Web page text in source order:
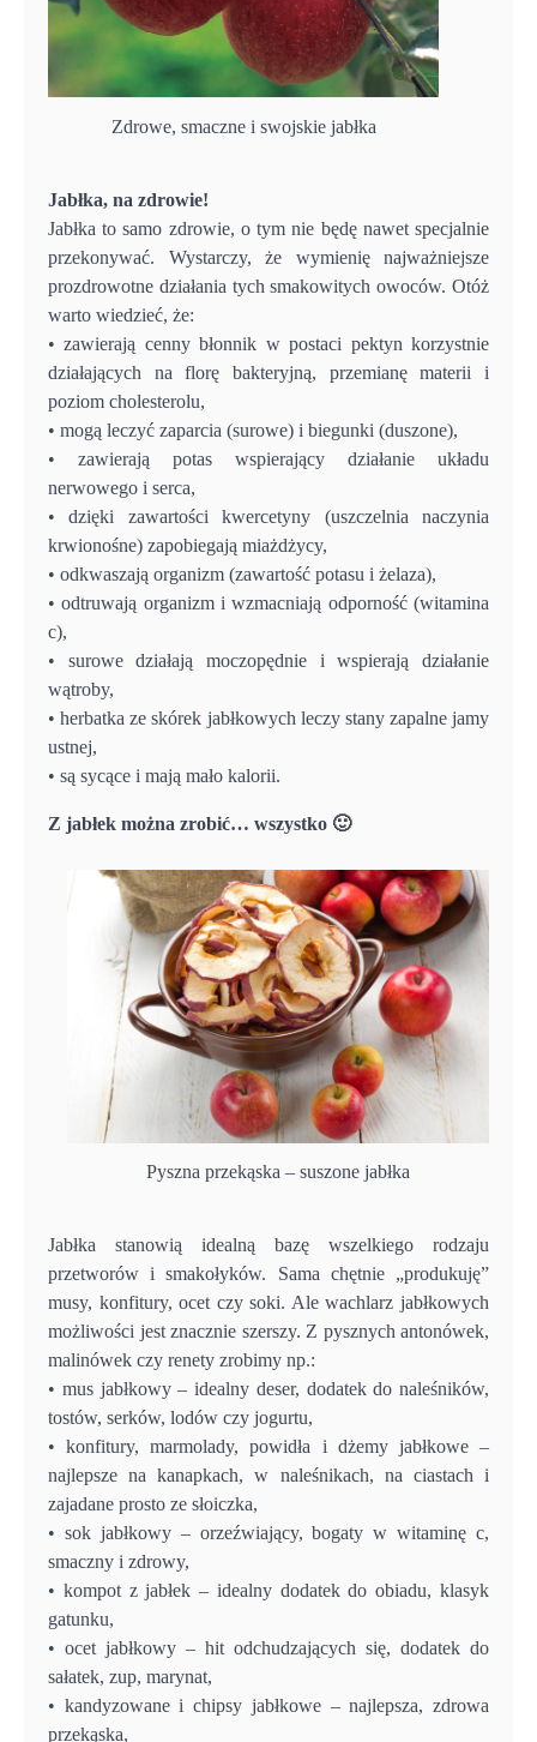
Zdrowe, smaczne i swojskie jabłka
Jabłka, na zdrowie!
Jabłka to samo zdrowie, o tym nie będę nawet specjalnie
przekonywać. Wystarczy, że wymienię najważniejsze
prozdrowotne działania tych smakowitych owoców. Otóż
warto wiedzieć, że:
• zawierają cenny błonnik w postaci pektyn korzystnie
działających na florę bakteryjną, przemianę materii i
poziom cholesterolu,
• mogą leczyć zaparcia (surowe) i biegunki (duszone),
• zawierają potas wspierający działanie układu
nerwowego i serca,
• dzięki zawartości kwercetyny (uszczelnia naczynia
krwionośne) zapobiegają miażdżycy,
• odkwaszają organizm (zawartość potasu i żelaza),
• odtruwają organizm i wzmacniają odporność (witamina
c),
• surowe działają moczopędnie i wspierają działanie
wątroby,
• herbatka ze skórek jabłkowych leczy stany zapalne jamy
ustnej,
• są sycące i mają mało kalorii.
Z jabłek można zrobić… wszystko 🙂
Pyszna przekąska – suszone jabłka
Jabłka stanowią idealną bazę wszelkiego rodzaju
przetworów i smakołyków. Sama chętnie „produkuję”
musy, konfitury, ocet czy soki. Ale wachlarz jabłkowych
możliwości jest znacznie szerszy. Z pysznych antonówek,
malinówek czy renety zrobimy np.:
• mus jabłkowy – idealny deser, dodatek do naleśników,
tostów, serków, lodów czy jogurtu,
• konfitury, marmolady, powidła i dżemy jabłkowe –
najlepsze na kanapkach, w naleśnikach, na ciastach i
zajadane prosto ze słoiczka,
• sok jabłkowy – orzeźwiający, bogaty w witaminę c,
smaczny i zdrowy,
• kompot z jabłek – idealny dodatek do obiadu, klasyk
gatunku,
• ocet jabłkowy – hit odchudzających się, dodatek do
sałatek, zup, marynat,
• kandyzowane i chipsy jabłkowe – najlepsza, zdrowa
przekąska,